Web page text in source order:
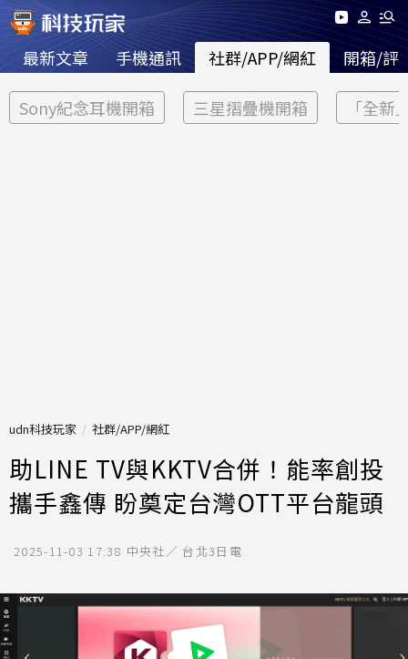
最新文章 手機通訊 社群/APP/網紅 開箱/評
Sony紀念耳機開箱 三星摺疊機開箱 「全新
udn科技玩家 社群/APP/網紅
助LINE TV與KKTV合併！能率創投
攜手鑫傳 盼奠定台灣OTT平台龍頭
2025-11-03 17:38 中央社／ 台北3日電